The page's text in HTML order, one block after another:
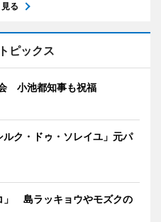
る
ピックス
小池都知事も祝福
ク・ドゥ・ソレイユ」元パ
」 島ラッキョウやモズクの